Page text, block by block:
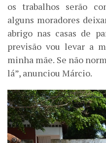
os trabalhos serão
alguns moradores
abrigo nas casas de
previsão vou levar a
minha mãe. Se não
lá”, anunciou Márcio.